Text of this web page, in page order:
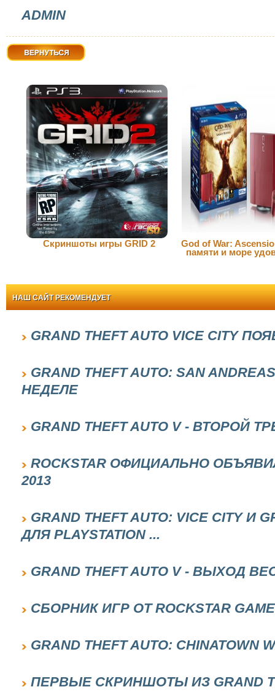
ADMIN
Скриншоты игры GRID 2
God of War:
памяти и море
НАШ САЙТ РЕКОМЕНДУЕТ
GRAND THEFT AUTO VICE CITY
GRAND THEFT AUTO: SAN
НЕДЕЛЕ
GRAND THEFT AUTO V - ВТОРОЙ
ROCKSTAR ОФИЦИАЛЬНО
2013
GRAND THEFT AUTO: VICE CITY И
ДЛЯ PLAYSTATION ...
GRAND THEFT AUTO V - ВЫХОД
СБОРНИК ИГР ОТ ROCKSTAR
GRAND THEFT AUTO: CHINATOWN
ПЕРВЫЕ СКРИНШОТЫ ИЗ GRAND